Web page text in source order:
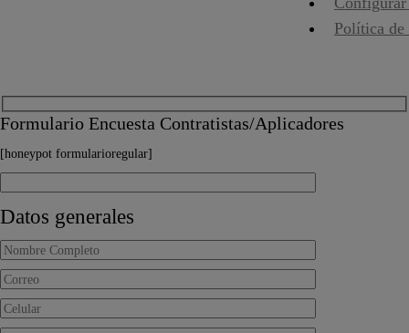
Política
Formulario Encuesta Contratistas/Aplicadores
[honeypot formularioregular]
Datos generales